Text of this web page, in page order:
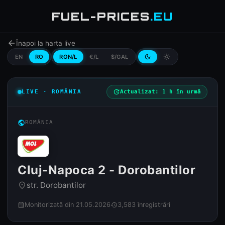
FUEL-PRICES.EU
arrow_backÎnapoi la harta live
EN RO RON/L €/L $/GAL dark_mode light_mode
LIVE · ROMÂNIA updateActualizat: 1 h în urmă
publicROMÂNIA
Cluj-Napoca 2 - Dorobantilor
place str. Dorobantilor
calendar_month Monitorizată din 21.05.2026history3,583 înregistrări